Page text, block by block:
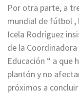
Por otra parte, a
mundial de fútbol ,
Icela Rodríguez
de la
Educación “ a que
plantón y no
próximos a